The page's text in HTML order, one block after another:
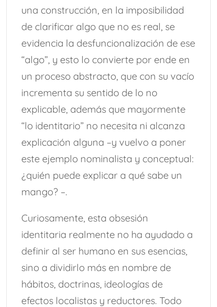
una construcción, en la imposibilidad
de clarificar algo que no es real, se
evidencia la desfuncionalización de ese
“algo”, y esto lo convierte por ende en
un proceso abstracto, que con su vacío
incrementa su sentido de lo no
explicable, además que mayormente
“lo identitario” no necesita ni alcanza
explicación alguna –y vuelvo a poner
este ejemplo nominalista y conceptual:
¿quién puede explicar a qué sabe un
mango? –.
Curiosamente, esta obsesión
identitaria realmente no ha ayudado a
definir al ser humano en sus esencias,
sino a dividirlo más en nombre de
hábitos, doctrinas, ideologías de
efectos localistas y reductores. Todo